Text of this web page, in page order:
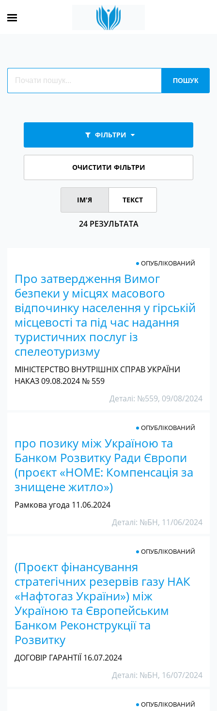
ФІЛЬТРИ
ОЧИСТИТИ ФІЛЬТРИ
24 РЕЗУЛЬТАТА
ІМ'Я ТЕКСТ
Про затвердження Вимог
безпеки у місцях масового
відпочинку населення у гірській
місцевості та під час надання
туристичних послуг із
спелеотуризму
ОПУБЛІКОВАНИЙ
МІНІСТЕРСТВО ВНУТРІШНІХ СПРАВ УКРАЇНИ
НАКАЗ 09.08.2024 № 559
Деталі: №559, 09/08/2024
про позику між Україною та
Банком Розвитку Ради Європи
(проєкт «HOME: Компенсація за
знищене житло»)
ОПУБЛІКОВАНИЙ
Рамкова угода 11.06.2024
Деталі: №БН, 11/06/2024
(Проєкт фінансування
стратегічних резервів газу НАК
«Нафтогаз України») між
Україною та Європейським
Банком Реконструкції та
Розвитку
ОПУБЛІКОВАНИЙ
ДОГОВІР ГАРАНТІЇ 16.07.2024
Деталі: №БН, 16/07/2024
ОПУБЛІКОВАНИЙ